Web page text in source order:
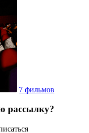
7 фильмов
рассылку?